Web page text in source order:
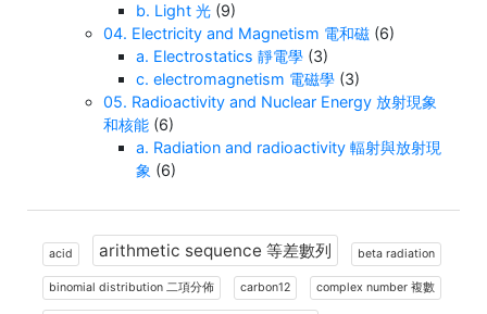
b. Light 光 (9)
04. Electricity and Magnetism 電和磁 (6)
a. Electrostatics 靜電學 (3)
c. electromagnetism 電磁學 (3)
05. Radioactivity and Nuclear Energy 放射現象
和核能 (6)
a. Radiation and radioactivity 輻射與放射現
象 (6)
acid arithmetic sequence 等差數列 beta radiation
binomial distribution 二項分佈 carbon12 complex number 複數